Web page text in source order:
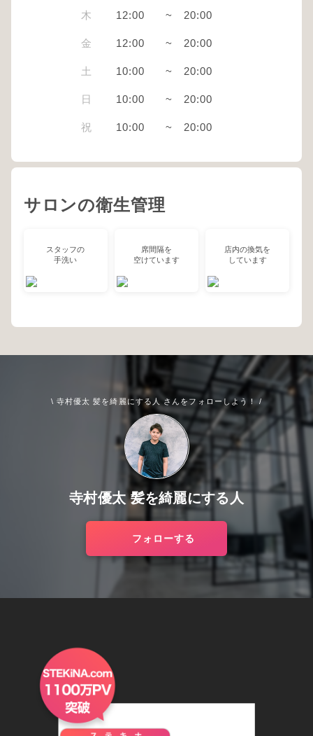
木 12:00 ~ 20:00
金 12:00 ~ 20:00
土 10:00 ~ 20:00
日 10:00 ~ 20:00
祝 10:00 ~ 20:00
サロンの衛生管理
スタッフの
手洗い
席間隔を
空けています
店内の換気を
しています
\ 寺村優太 髪を綺麗にする人 さんをフォローしよう！ /
寺村優太 髪を綺麗にする人
フォローする